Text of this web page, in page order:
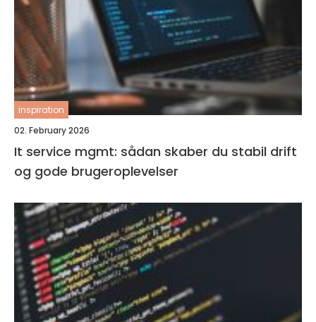
inspiration
02. February 2026
It service mgmt: sådan skaber du stabil drift
og gode brugeroplevelser